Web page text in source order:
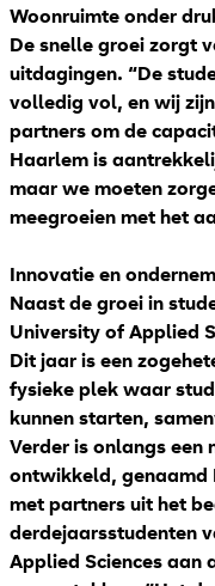
Woonruimte onder
De snelle groei zorgt
uitdagingen. “De
volledig vol, en wij
partners om de
Haarlem is
maar we moeten
meegroeien met het
Innovatie en
Naast de groei in
University of Applied
Dit jaar is een
fysieke plek waar
kunnen starten,
Verder is onlangs een
ontwikkeld, genaamd
met partners uit het
derdejaarsstudenten
Applied Sciencesaan